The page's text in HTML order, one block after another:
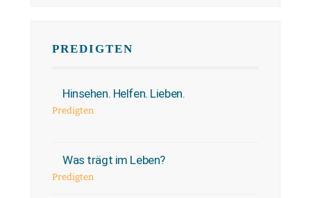
PREDIGTEN
Hinsehen. Helfen. Lieben.
Predigten
Was trägt im Leben?
Predigten